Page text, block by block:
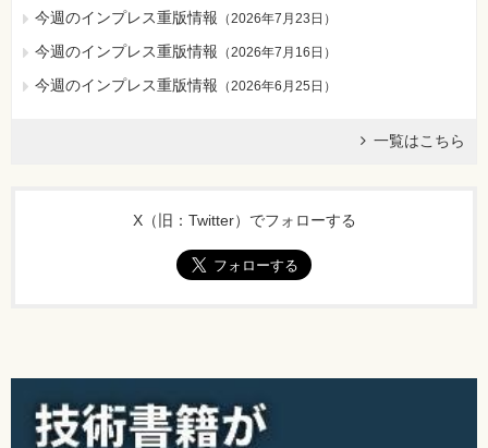
今週のインプレス重版情報 （2026年7月23日 ）
今週のインプレス重版情報 （2026年7月16日 ）
今週のインプレス重版情報 （2026年6月25日 ）
一覧はこちら
X（旧：Twitter）でフォローする